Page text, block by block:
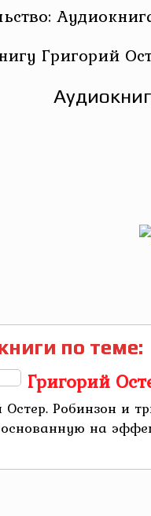
Григорий
по теме:
Григорий
Остер. Робинзон и
основанную на